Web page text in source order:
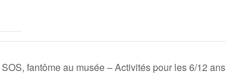
SOS, fantôme au musée – Activités pour les 6/12 ans